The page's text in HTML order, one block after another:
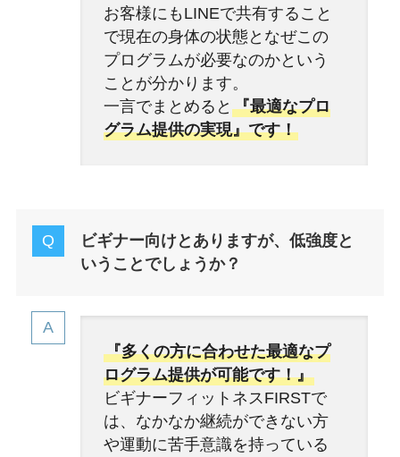
お客様にもLINEで共有すること
で現在の身体の状態となぜこの
プログラムが必要なのかという
ことが分かります。
一言でまとめると『最適なプロ
グラム提供の実現』です！
ビギナー向けとありますが、低強度と
いうことでしょうか？
『多くの方に合わせた最適なプ
ログラム提供が可能です！』
ビギナーフィットネスFIRSTで
は、なかなか継続ができない方
や運動に苦手意識を持っている